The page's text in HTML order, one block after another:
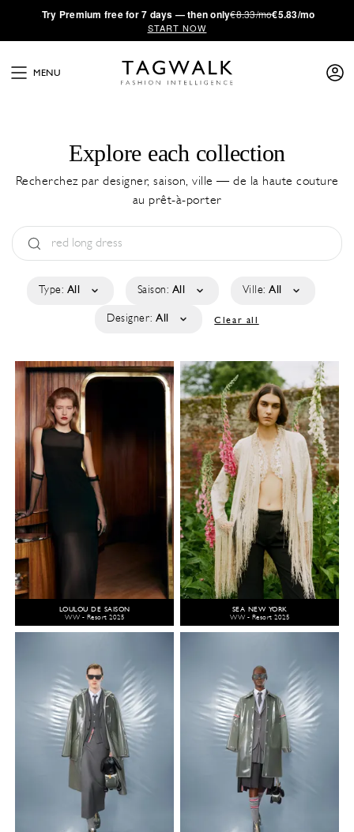
·Try Premium free for 7 days — then only€8.33/mo€5.83/mo
START NOW
MENU
Explore each collection
Recherchez par designer, saison, ville — de la haute couture
au prêt-à-porter
Type: All Saison: All Ville: All
Designer: All Clear all
LOULOU DE SAISON
WW - Resort 2025
SEA NEW YORK
WW - Resort 2025